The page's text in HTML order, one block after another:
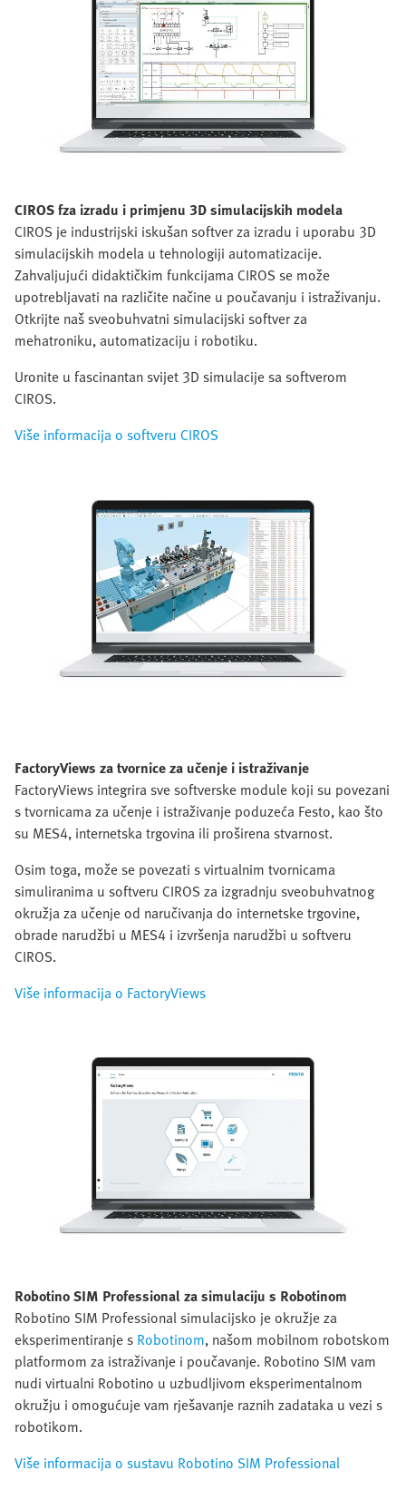
CIROS fza izradu i primjenu 3D simulacijskih modela
CIROS je industrijski iskušan softver za izradu i uporabu 3D
simulacijskih modela u tehnologiji automatizacije.
Zahvaljujući didaktičkim funkcijama CIROS se može
upotrebljavati na različite načine u poučavanju i istraživanju.
Otkrijte naš sveobuhvatni simulacijski softver za
mehatroniku, automatizaciju i robotiku.
Uronite u fascinantan svijet 3D simulacije sa softverom
CIROS.
Više informacija o softveru CIROS
FactoryViews za tvornice za učenje i istraživanje
FactoryViews integrira sve softverske module koji su povezani
s tvornicama za učenje i istraživanje poduzeća Festo, kao što
su MES4, internetska trgovina ili proširena stvarnost.
Osim toga, može se povezati s virtualnim tvornicama
simuliranima u softveru CIROS za izgradnju sveobuhvatnog
okružja za učenje od naručivanja do internetske trgovine,
obrade narudžbi u MES4 i izvršenja narudžbi u softveru
CIROS.
Više informacija o FactoryViews
Robotino SIM Professional za simulaciju s Robotinom
Robotino SIM Professional simulacijsko je okružje za
eksperimentiranje s Robotinom, našom mobilnom robotskom
platformom za istraživanje i poučavanje. Robotino SIM vam
nudi virtualni Robotino u uzbudljivom eksperimentalnom
okružju i omogućuje vam rješavanje raznih zadataka u vezi s
robotikom.
Više informacija o sustavu Robotino SIM Professional